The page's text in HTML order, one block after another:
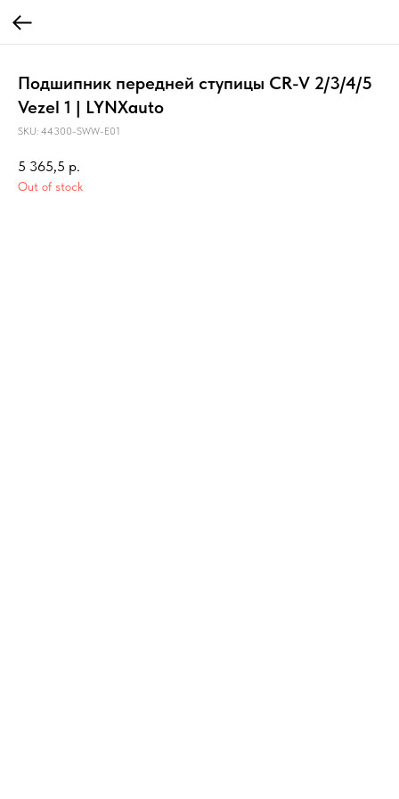
Подшипник передней ступицы CR-V 2/3/4/5
Vezel 1 | LYNXauto
SKU: 44300-SWW-E01
5 365,5 р.
Out of stock